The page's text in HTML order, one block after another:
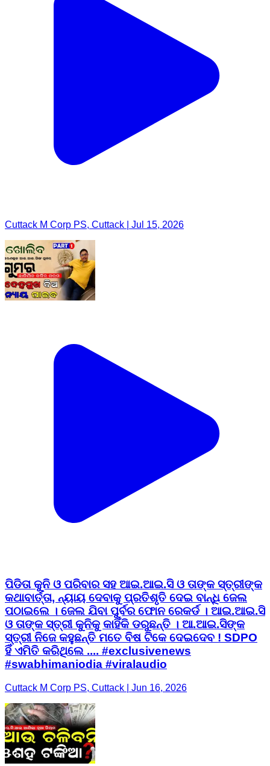
Cuttack M Corp PS, Cuttack | Jul 15, 2026
ପିଡିତା କୁନି ଓ ପରିବାର ସହ ଆଇ.ଆଇ.ସି ଓ ତାଙ୍କ ସ୍ତ୍ରୀଙ୍କ
କଥାବାର୍ତ୍ତା, ନ୍ୟାୟ ଦେବାକୁ ପ୍ରତିଶୃତି ଦେଇ ବାନ୍ଧି ଜେଲ
ପଠାଇଲେ । ଜେଲ ଯିବା ପୁର୍ବର ଫୋନ ରେକର୍ଡ । ଆଇ.ଆଇ.ସି
ଓ ତାଙ୍କ ସ୍ତ୍ରୀ କୁନିକୁ କାହିଁକି ଡରୁଛନ୍ତି । ଆ.ଆଇ.ସିଙ୍କ
ସ୍ତ୍ରୀ ନିଜେ କହୁଛନ୍ତି ମତେ ବିଷ ଟିକେ ଦେଇଦେବ ! SDPO
ହିଁ ଏମିତି କରିଥିଲେ .... #exclusivenews
#swabhimaniodia #viralaudio
Cuttack M Corp PS, Cuttack | Jun 16, 2026